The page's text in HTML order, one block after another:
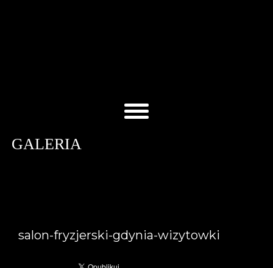
GALERIA
salon-fryzjerski-gdynia-wizytowki